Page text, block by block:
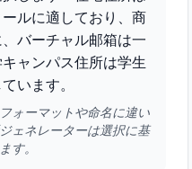
ルに適しており、商
バーチャル邮箱は一
ャンパス住所は学生
います。
ォーマットや命名に違い
ェネレーターは選択に基
す。